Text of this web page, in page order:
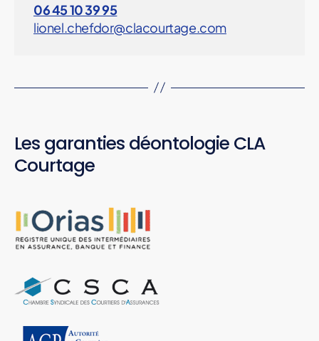
06 45 10 39 95
lionel.chefdor@clacourtage.com
Les garanties déontologie CLA
Courtage